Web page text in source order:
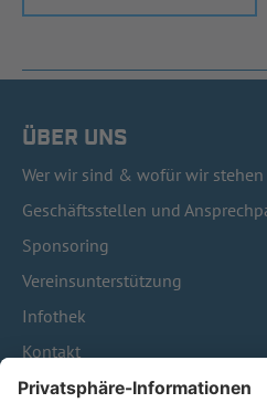
ÜBER UNS
Wer wir sind & wofür wir stehen
Geschäftsstellen und
Sponsoring
Vereinsunterstützung
Infothek
Kontakt